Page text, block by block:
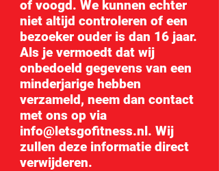
of voogd. We kunnen echter
niet altijd controleren of een
bezoeker ouder is dan 16 jaar.
Als je vermoedt dat wij
onbedoeld gegevens van een
minderjarige hebben
verzameld, neem dan contact
met ons op via
info@letsgofitness.nl. Wij
zullen deze informatie direct
verwijderen.